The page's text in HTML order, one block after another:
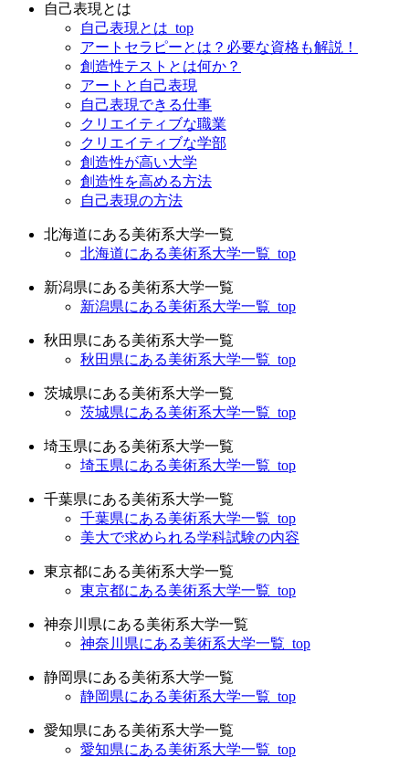
自己表現とは
自己表現とは_top
アートセラピーとは？必要な資格も解説！
創造性テストとは何か？
アートと自己表現
自己表現できる仕事
クリエイティブな職業
クリエイティブな学部
創造性が高い大学
創造性を高める方法
自己表現の方法
北海道にある美術系大学一覧
北海道にある美術系大学一覧_top
新潟県にある美術系大学一覧
新潟県にある美術系大学一覧_top
秋田県にある美術系大学一覧
秋田県にある美術系大学一覧_top
茨城県にある美術系大学一覧
茨城県にある美術系大学一覧_top
埼玉県にある美術系大学一覧
埼玉県にある美術系大学一覧_top
千葉県にある美術系大学一覧
千葉県にある美術系大学一覧_top
美大で求められる学科試験の内容
東京都にある美術系大学一覧
東京都にある美術系大学一覧_top
神奈川県にある美術系大学一覧
神奈川県にある美術系大学一覧_top
静岡県にある美術系大学一覧
静岡県にある美術系大学一覧_top
愛知県にある美術系大学一覧
愛知県にある美術系大学一覧_top